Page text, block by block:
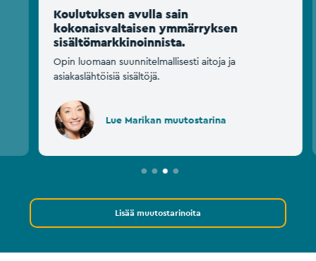
Koulutuksen avulla sain
kokonaisvaltaisen ymmärryksen
sisältömarkkinoinnista.
Opin luomaan suunnitelmallisesti aitoja ja
asiakaslähtöisiä sisältöjä.
Lue Marikan muutostarina
Lisää muutostarinoita